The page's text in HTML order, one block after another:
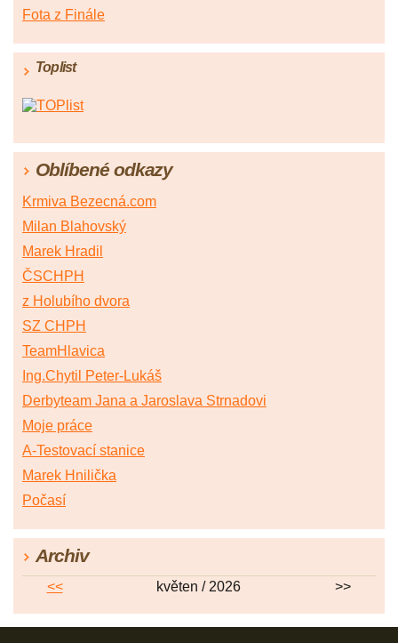
Fota z Finále
Toplist
Oblíbené odkazy
Krmiva Bezecná.com
Milan Blahovský
Marek Hradil
ČSCHPH
z Holubího dvora
SZ CHPH
TeamHlavica
Ing.Chytil Peter-Lukáš
Derbyteam Jana a Jaroslava Strnadovi
Moje práce
A-Testovací stanice
Marek Hnilička
Počasí
Archiv
<< květen / 2026 >>